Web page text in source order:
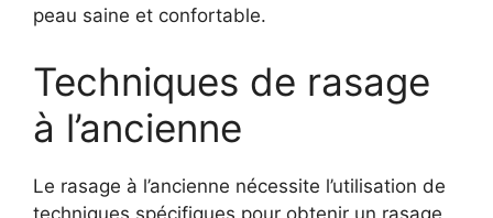
peau saine et confortable.
Techniques de rasage
à l’ancienne
Le rasage à l’ancienne nécessite l’utilisation de
techniques spécifiques pour obtenir un rasage